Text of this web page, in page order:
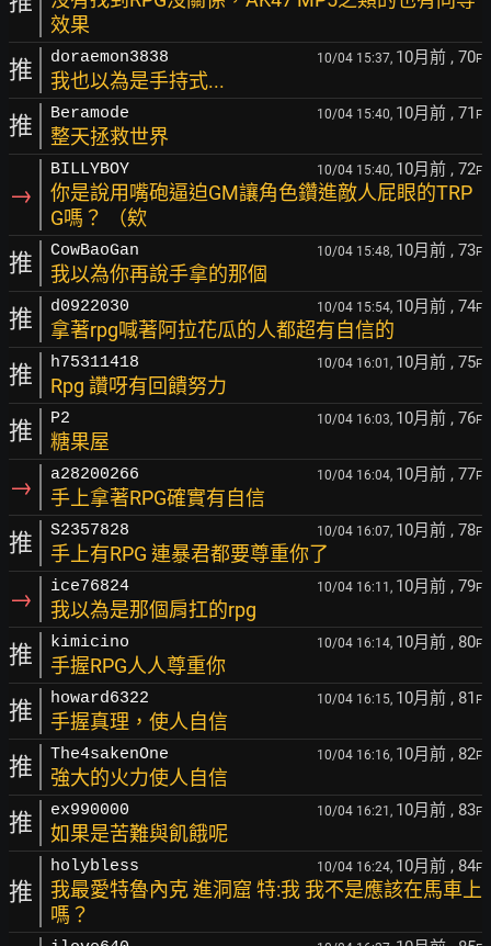
效果
推 doraemon3838 10/04 15:37, 10月前 , 70F
我也以為是手持式...
推 Beramode 10/04 15:40, 10月前 , 71 F
整天拯救世界
→
BILLYBOY 10/04 15:40, 10月前 , 72F
你是說用嘴砲逼迫GM讓角色鑽進敵人屁眼的TRP
G嗎？ （欸
推 CowBaoGan 10/04 15:48, 10月前 , 73F
我以為你再說手拿的那個
推 d0922030 10/04 15:54, 10月前 , 74F
拿著rpg喊著阿拉花瓜的人都超有自信的
推 h75311418 10/04 16:01, 10月前 , 75F
Rpg 讚呀有回饋努力
推 P2 10/04 16:03, 10月前 , 76F
糖果屋
→ a28200266 10/04 16:04, 10月前 , 77F
手上拿著RPG確實有自信
推 S2357828 10/04 16:07, 10月前 , 78F
手上有RPG 連暴君都要尊重你了
→ ice76824 10/04 16:11, 10月前 , 79F
我以為是那個肩扛的rpg
推 kimicino 10/04 16:14, 10月前 , 80F
手握RPG人人尊重你
推 howard6322 10/04 16:15, 10月前 , 81 F
手握真理，使人自信
推 The4sakenOne 10/04 16:16, 10月前 , 82F
強大的火力使人自信
推 ex990000 10/04 16:21, 10月前 , 83F
如果是苦難與飢餓呢
推
holybless 10/04 16:24, 10月前 , 84F
我最愛特魯內克 進洞窟 特:我 我不是應該在馬車上
嗎？